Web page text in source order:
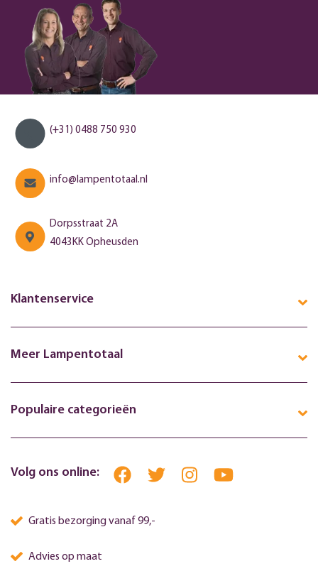
(+31) 0488 750 930
info@lampentotaal.nl
Dorpsstraat 2A
4043KK Opheusden
Klantenservice
Meer Lampentotaal
Populaire categorieën
Volg ons online:
Gratis bezorging vanaf 99,-
Advies op maat